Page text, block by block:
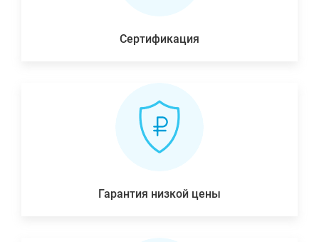
Сертификация
Гарантия низкой цены